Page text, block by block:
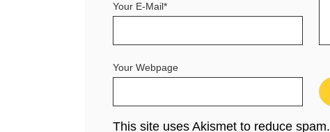
Your E-Mail*
Your Webpage
This site uses Akismet to reduce spam.